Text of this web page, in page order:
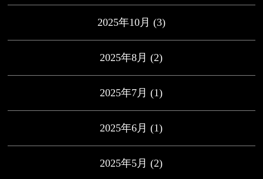
2025年10月 (3)
2025年8月 (2)
2025年7月 (1)
2025年6月 (1)
2025年5月 (2)